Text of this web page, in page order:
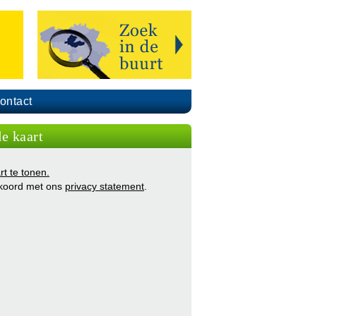
kaart
te tonen.
met ons privacy statement